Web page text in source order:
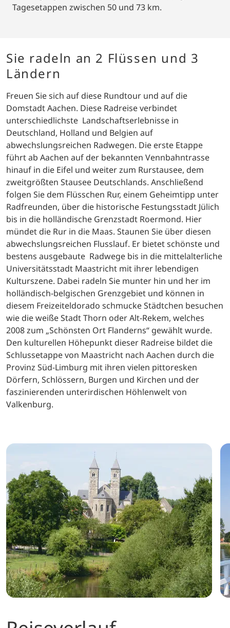
Tagesetappen zwischen 50 und 73 km.
Sie radeln an 2 Flüssen und 3
Ländern
Freuen Sie sich auf diese Rundtour und auf die
Domstadt Aachen. Diese Radreise verbindet
unterschiedlichste Landschaftserlebnisse in
Deutschland, Holland und Belgien auf
abwechslungsreichen Radwegen. Die erste Etappe
führt ab Aachen auf der bekannten Vennbahntrasse
hinauf in die Eifel und weiter zum Rurstausee, dem
zweitgrößten Stausee Deutschlands. Anschließend
folgen Sie dem Flüsschen Rur, einem Geheimtipp unter
Radfreunden, über die historische Festungsstadt Jülich
bis in die holländische Grenzstadt Roermond. Hier
mündet die Rur in die Maas. Staunen Sie über diesen
abwechslungsreichen Flusslauf. Er bietet schönste und
bestens ausgebaute Radwege bis in die mittelalterliche
Universitätsstadt Maastricht mit ihrer lebendigen
Kulturszene. Dabei radeln Sie munter hin und her im
holländisch-belgischen Grenzgebiet und können in
diesem Freizeiteldorado schmucke Städtchen besuchen
wie die weiße Stadt Thorn oder Alt-Rekem, welches
2008 zum „Schönsten Ort Flanderns“ gewählt wurde.
Den kulturellen Höhepunkt dieser Radreise bildet die
Schlussetappe von Maastricht nach Aachen durch die
Provinz Süd-Limburg mit ihren vielen pittoresken
Dörfern, Schlössern, Burgen und Kirchen und der
faszinierenden unterirdischen Höhlenwelt von
Valkenburg.